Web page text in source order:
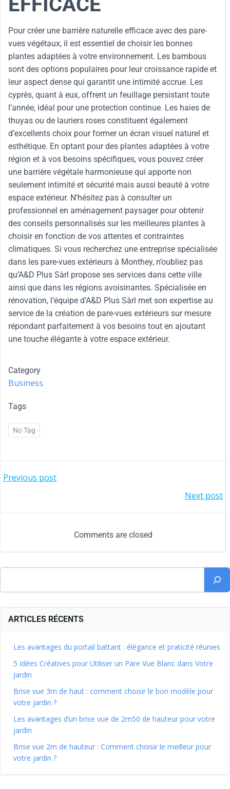
Pour créer une barrière naturelle efficace avec des pare-
vues végétaux, il est essentiel de choisir les bonnes
plantes adaptées à votre environnement. Les bambous
sont des options populaires pour leur croissance rapide et
leur aspect dense qui garantit une intimité accrue. Les
cyprès, quant à eux, offrent un feuillage persistant toute
l’année, idéal pour une protection continue. Les haies de
thuyas ou de lauriers roses constituent également
d’excellents choix pour former un écran visuel naturel et
esthétique. En optant pour des plantes adaptées à votre
région et à vos besoins spécifiques, vous pouvez créer
une barrière végétale harmonieuse qui apporte non
seulement intimité et sécurité mais aussi beauté à votre
espace extérieur. N’hésitez pas à consulter un
professionnel en aménagement paysager pour obtenir
des conseils personnalisés sur les meilleures plantes à
choisir en fonction de vos attentes et contraintes
climatiques. Si vous recherchez une entreprise spécialisée
dans les pare-vues extérieurs à Monthey, n’oubliez pas
qu’A&D Plus Sàrl propose ses services dans cette ville
ainsi que dans les régions avoisinantes. Spécialisée en
rénovation, l’équipe d’A&D Plus Sàrl met son expertise au
service de la création de pare-vues extérieurs sur mesure
répondant parfaitement à vos besoins tout en ajoutant
une touche élégante à votre espace extérieur.
Category
Business
Tags
No Tag
Previous post
Next post
Comments are closed
ARTICLES RÉCENTS
Les avantages du portail battant : élégance et praticité réunies
5 Idées Créatives pour Utiliser un Pare Vue Blanc dans Votre
Jardin
Brise vue 3m de haut : comment choisir le bon modèle pour
votre jardin ?
Les avantages d’un brise vue de 2m50 de hauteur pour votre
jardin
Brise vue 2m de hauteur : Comment choisir le meilleur pour
votre jardin ?